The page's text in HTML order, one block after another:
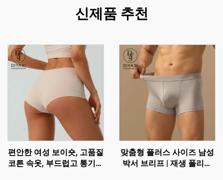
신제품 추천
편안한 여성 보이숏, 고품질
코튼 속옷, 부드럽고 통기성
맞춤형 플러스 사이즈 남성
박서 브리프 | 재생 폴리에